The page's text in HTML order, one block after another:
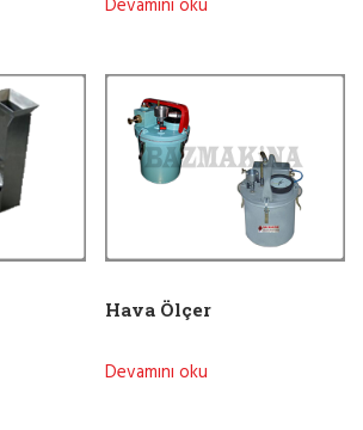
Hava Ölçer
Devamını oku